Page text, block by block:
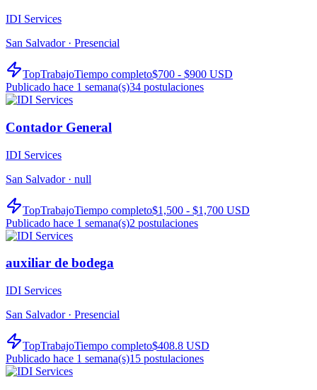
IDI Services
San Salvador · Presencial
TopTrabajoTiempo completo$700 - $900 USD
Publicado hace 1 semana(s)34 postulaciones
Contador General
IDI Services
San Salvador · null
TopTrabajoTiempo completo$1,500 - $1,700 USD
Publicado hace 1 semana(s)2 postulaciones
auxiliar de bodega
IDI Services
San Salvador · Presencial
TopTrabajoTiempo completo$408.8 USD
Publicado hace 1 semana(s)15 postulaciones